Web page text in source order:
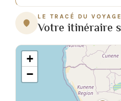
LE TRACÉ DU VOYAGE
Votre itinéraire
+
−